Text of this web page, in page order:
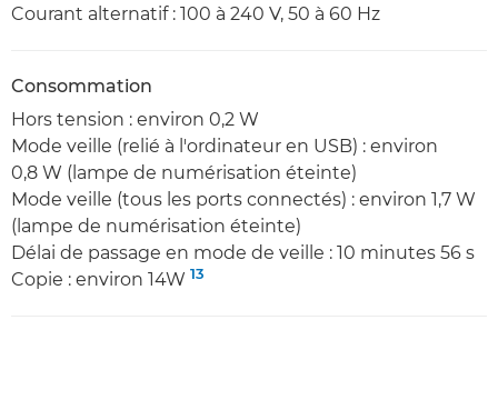
Courant alternatif : 100 à 240 V, 50 à 60 Hz
Consommation
Hors tension : environ 0,2 W
Mode veille (relié à l'ordinateur en USB) : environ
0,8 W (lampe de numérisation éteinte)
Mode veille (tous les ports connectés) : environ 1,7 W
(lampe de numérisation éteinte)
Délai de passage en mode de veille : 10 minutes 56 s
Copie : environ 14W 13